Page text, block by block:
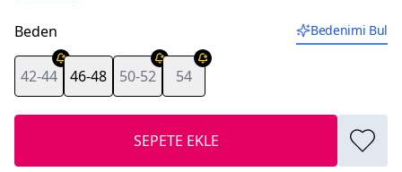
Beden Bedenimi Bul
42-44 46-48 50-52 54
SEPETE EKLE